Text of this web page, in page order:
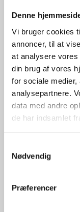
Denne
Vi bruger cookies
annoncer, til at
at analysere
din brug af vores
for sociale medier,
analysepartnere.
data med andre
de har indsamlet
Nødvendig
Præferencer